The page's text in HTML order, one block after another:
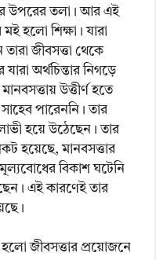
উপরের তলা। আর এই
হলো শিক্ষা। যারা
তারা জীবসত্তা থেকে
অর্থচিন্তার নিগড়ে
উত্তীর্ণ হতে
পারেননি। তার
হয়ে উঠেছেন। তার
হয়েছে, মানবসত্তার
বিকাশ ঘটেনি
এই কারণেই তার
হলো জীবসত্তার প্রয়োজনে